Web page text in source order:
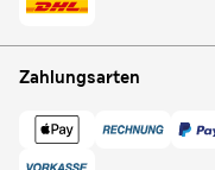
Zahlungsarten